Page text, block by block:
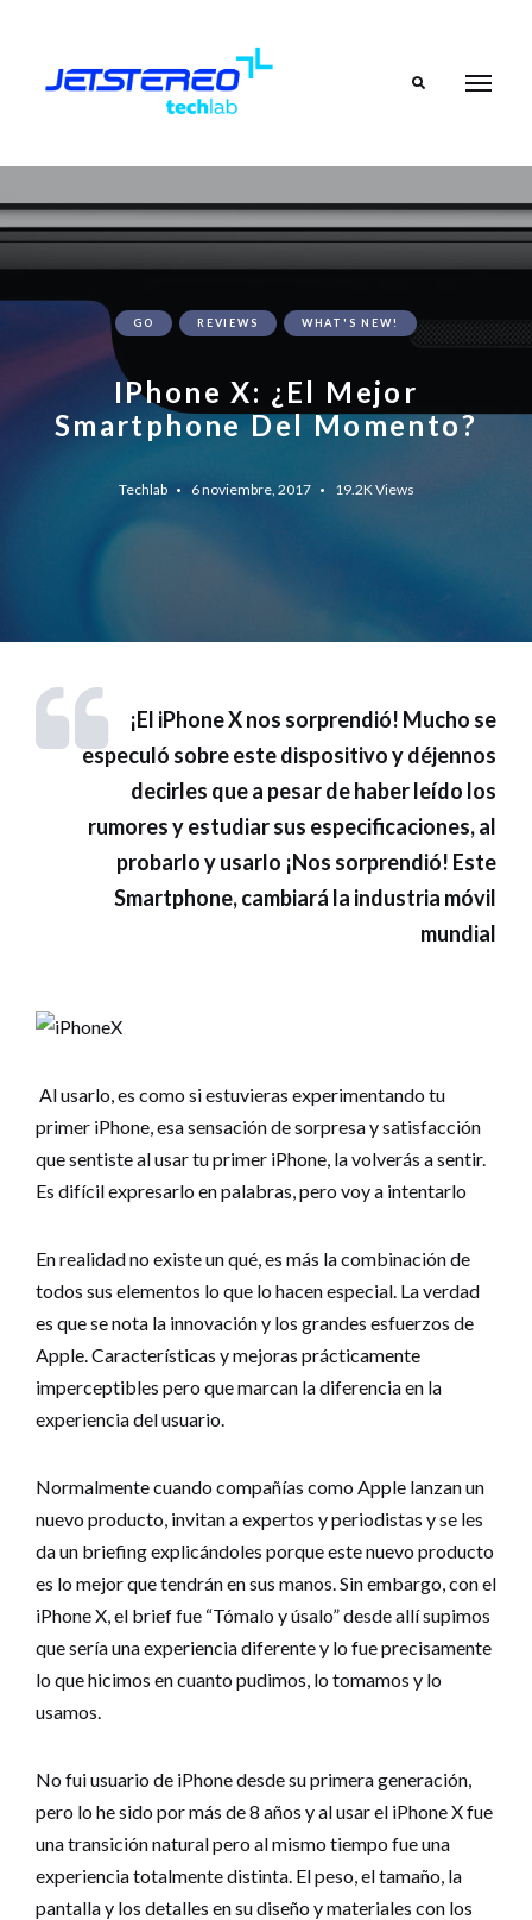
GO REVIEWS WHAT'S NEW!
IPhone X: ¿El Mejor
Smartphone Del Momento?
Techlab 6 noviembre, 2017 19.2K Views
¡El iPhone X nos sorprendió! Mucho se
especuló sobre este dispositivo y déjennos
decirles que a pesar de haber leído los
rumores y estudiar sus especificaciones, al
probarlo y usarlo ¡Nos sorprendió! Este
Smartphone, cambiará la industria móvil
mundial
Al usarlo, es como si estuvieras experimentando tu
primer iPhone, esa sensación de sorpresa y satisfacción
que sentiste al usar tu primer iPhone, la volverás a sentir.
Es difícil expresarlo en palabras, pero voy a intentarlo
En realidad no existe un qué, es más la combinación de
todos sus elementos lo que lo hacen especial. La verdad
es que se nota la innovación y los grandes esfuerzos de
Apple. Características y mejoras prácticamente
imperceptibles pero que marcan la diferencia en la
experiencia del usuario.
Normalmente cuando compañías como Apple lanzan un
nuevo producto, invitan a expertos y periodistas y se les
da un briefing explicándoles porque este nuevo producto
es lo mejor que tendrán en sus manos. Sin embargo, con el
iPhone X, el brief fue “Tómalo y úsalo” desde allí supimos
que sería una experiencia diferente y lo fue precisamente
lo que hicimos en cuanto pudimos, lo tomamos y lo
usamos.
No fui usuario de iPhone desde su primera generación,
pero lo he sido por más de 8 años y al usar el iPhone X fue
una transición natural pero al mismo tiempo fue una
experiencia totalmente distinta. El peso, el tamaño, la
pantalla y los detalles en su diseño y materiales con los